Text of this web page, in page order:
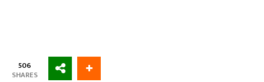
506
SHARES